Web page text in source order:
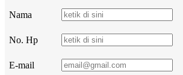
Nama
No. Hp
E-mail